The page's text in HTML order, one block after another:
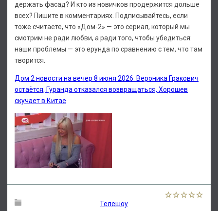
держать фасад? И кто из новичков продержится дольше
всех? Пишите в комментариях. Подписывайтесь, если
тоже считаете, что «Дом-2» — это сериал, который мы
смотрим не ради любви, а ради того, чтобы убедиться:
наши проблемы — это ерунда по сравнению с тем, что там
творится.
Дом 2 новости на вечер 8 июня 2026: Вероника Гракович
остаётся, Гуранда отказался возвращаться, Хорошев
скучает в Китае
Телешоу